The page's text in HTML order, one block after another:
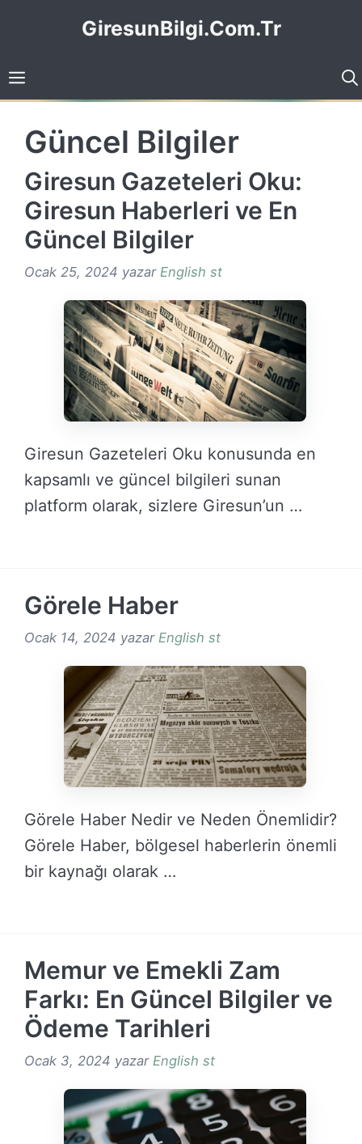
GiresunBilgi.Com.Tr
Güncel Bilgiler
Giresun Gazeteleri Oku:
Giresun Haberleri ve En
Güncel Bilgiler
Ocak 25, 2024 yazar English st
Giresun Gazeteleri Oku konusunda en
kapsamlı ve güncel bilgileri sunan
platform olarak, sizlere Giresun’un …
Görele Haber
Ocak 14, 2024 yazar English st
Görele Haber Nedir ve Neden Önemlidir?
Görele Haber, bölgesel haberlerin önemli
bir kaynağı olarak …
Memur ve Emekli Zam
Farkı: En Güncel Bilgiler ve
Ödeme Tarihleri
Ocak 3, 2024 yazar English st